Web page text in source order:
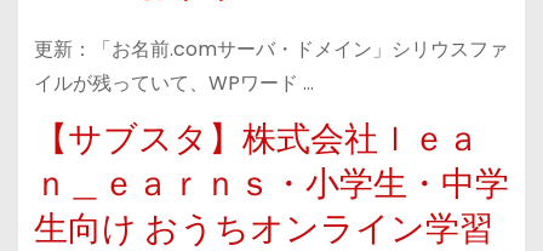
更新：「お名前.comサーバ・ドメイン」シリウスファ
イルが残っていて、WPワード …
【サブスタ】株式会社ｌｅａ
ｎ＿ｅａｒｎｓ・小学生・中学
生向け おうちオンライン学習